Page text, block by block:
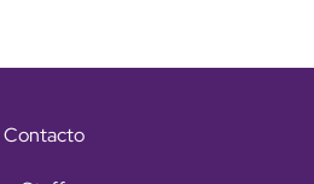
Contacto